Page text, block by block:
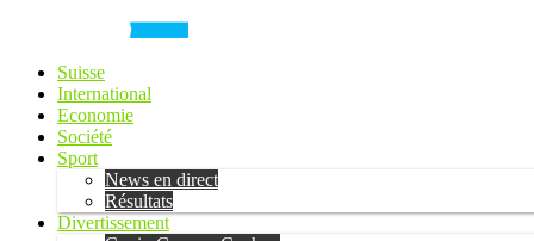
Suisse
International
Economie
Société
Sport
News en direct
Résultats
Divertissement